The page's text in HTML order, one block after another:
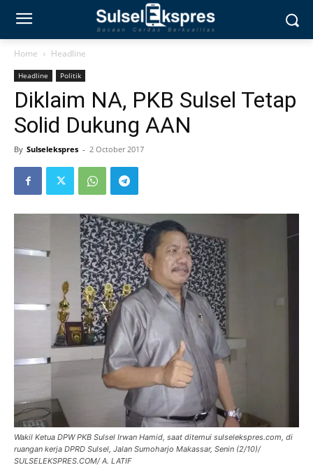
Home Headline
Headline Politik
Diklaim NA, PKB Sulsel Tetap
Solid Dukung AAN
By Sulselekspres - 2 October 2017
Wakil Ketua DPW PKB Sulsel Irwan Hamid, saat ditemui sulselekspres.com, di
ruangan kerja DPRD Sulsel, Jalan Sumoharjo Makassar, Senin (2/10)/
SULSELEKSPRES.COM/ A. LATIF